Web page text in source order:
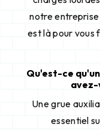
notre
est là pour vous
Qu'est-ce
avez-
Une grue
essentiel